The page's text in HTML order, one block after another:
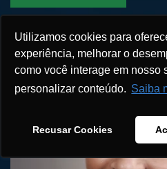
Utilizamos cookies para
experiência, melhorar o
como você interage em nosso
personalizar conteúdo. Saiba
Recusar Cookies